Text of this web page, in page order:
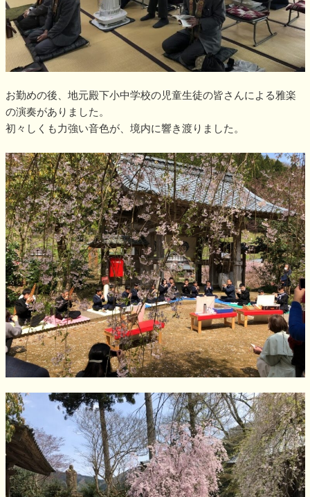
お勤めの後、地元殿下小中学校の児童生徒の皆さんによる雅楽
の演奏がありました。
初々しくも力強い音色が、境内に響き渡りました。